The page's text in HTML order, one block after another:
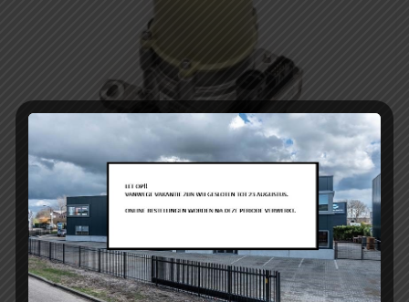
Elektrisch/hydraulische stuurpomp Nissan
Kubistar type II